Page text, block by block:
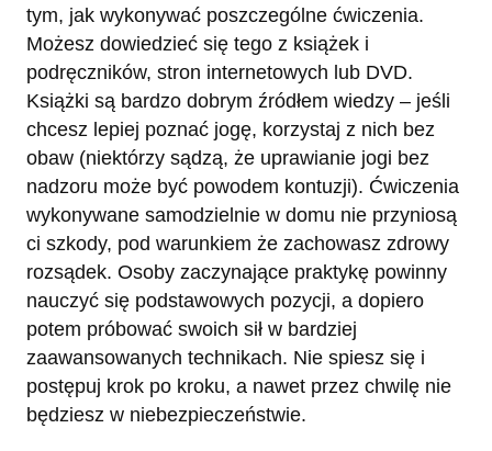
tym, jak wykonywać poszczególne ćwiczenia.
Możesz dowiedzieć się tego z książek i
podręczników, stron internetowych lub DVD.
Książki są bardzo dobrym źródłem wiedzy – jeśli
chcesz lepiej poznać jogę, korzystaj z nich bez
obaw (niektórzy sądzą, że uprawianie jogi bez
nadzoru może być powodem kontuzji). Ćwiczenia
wykonywane samodzielnie w domu nie przyniosą
ci szkody, pod warunkiem że zachowasz zdrowy
rozsądek. Osoby zaczynające praktykę powinny
nauczyć się podstawowych pozycji, a dopiero
potem próbować swoich sił w bardziej
zaawansowanych technikach. Nie spiesz się i
postępuj krok po kroku, a nawet przez chwilę nie
będziesz w niebezpieczeństwie.